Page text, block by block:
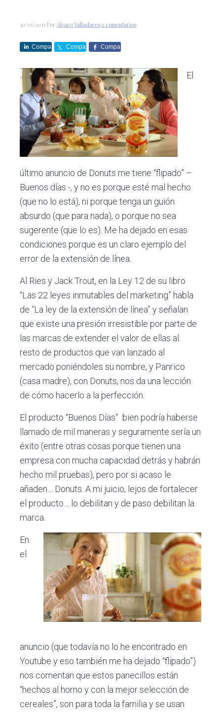
30/06/2011 PorAlvaro Valladares 2 comentarios
Compa
Compa
Compa
El
último anuncio de Donuts me tiene “flipado” –
Buenos días -, y no es porque esté mal hecho
(que no lo está), ni porque tenga un guión
absurdo (que para nada), o porque no sea
sugerente (que lo es). Me ha dejado en esas
condiciones porque es un claro ejemplo del
error de la extensión de línea.
Al Ries y Jack Trout, en la Ley 12 de su libro
“Las 22 leyes inmutables del marketing” habla
de “La ley de la extensión de línea” y señalan
que existe una presión irresistible por parte de
las marcas de extender el valor de ellas al
resto de productos que van lanzado al
mercado poniéndoles su nombre, y Panrico
(casa madre), con Donuts, nos da una lección
de cómo hacerlo a la perfección.
El producto “Buenos Días” bien podría haberse
llamado de mil maneras y seguramente sería un
éxito (entre otras cosas porque tienen una
empresa con mucha capacidad detrás y habrán
hecho mil pruebas), pero por si acaso le
añaden… Donuts. A mi juicio, lejos de fortalecer
el producto… lo debilitan y de paso debilitan la
marca.
En
el
anuncio (que todavía no lo he encontrado en
Youtube y eso también me ha dejado “flipado”)
nos comentan que estos panecillos están
“hechos al horno y con la mejor selección de
cereales”, son para toda la familia y se usan